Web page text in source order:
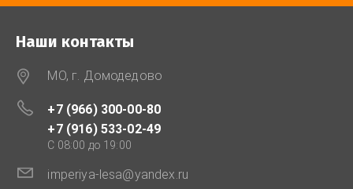
Наши контакты
МО, г. Домодедово
+7 (966) 300-00-80
+7 (916) 533-02-49
C 08:00 до 19:00
imperiya-lesa@yandex.ru